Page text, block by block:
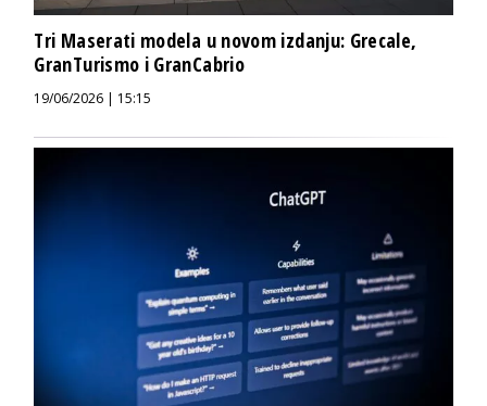
Tri Maserati modela u novom izdanju: Grecale,
GranTurismo i GranCabrio
19/06/2026 | 15:15